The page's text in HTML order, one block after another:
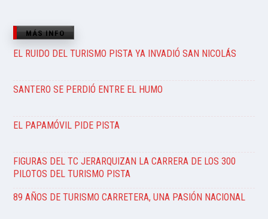
MÁS INFO
EL RUIDO DEL TURISMO PISTA YA INVADIÓ SAN NICOLÁS
SANTERO SE PERDIÓ ENTRE EL HUMO
EL PAPAMÓVIL PIDE PISTA
FIGURAS DEL TC JERARQUIZAN LA CARRERA DE LOS 300
PILOTOS DEL TURISMO PISTA
89 AÑOS DE TURISMO CARRETERA, UNA PASIÓN NACIONAL